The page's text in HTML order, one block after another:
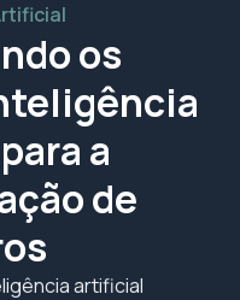
os
a
de
artificial